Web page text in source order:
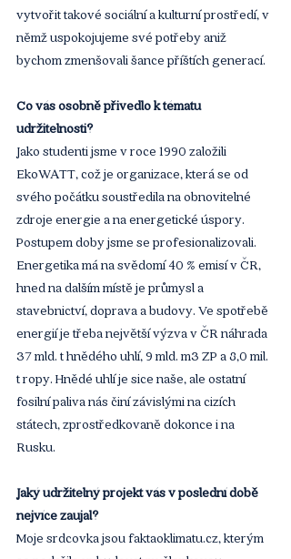
vytvořit takové sociální a kulturní prostředí, v
němž uspokojujeme své potřeby aniž
bychom zmenšovali šance příštích generací.
Co vás osobně přivedlo k tématu
udržitelnosti?
Jako studenti jsme v roce 1990 založili
EkoWATT, což je organizace, která se od
svého počátku soustředila na obnovitelné
zdroje energie a na energetické úspory.
Postupem doby jsme se profesionalizovali.
Energetika má na svědomí 40 % emisí v ČR,
hned na dalším místě je průmysl a
stavebnictví, doprava a budovy. Ve spotřebě
energií je třeba největší výzva v ČR náhrada
37 mld. t hnědého uhlí, 9 mld. m3 ZP a 8,0 mil.
t ropy. Hnědé uhlí je sice naše, ale ostatní
fosilní paliva nás činí závislými na cizích
státech, zprostředkovaně dokonce i na
Rusku.
Jaký udržitelný projekt vás v poslední době
nejvíce zaujal?
Moje srdcovka jsou faktaoklimatu.cz, kterým